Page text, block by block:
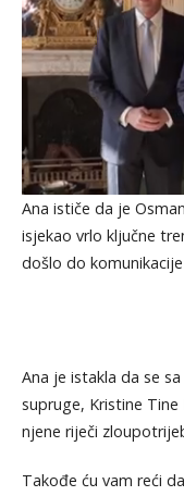
Ana ističe da je
isjekao vrlo ključne
došlo do
Ana je istakla da se
supruge, Kristine
njene riječi
Takođe ću vam reći